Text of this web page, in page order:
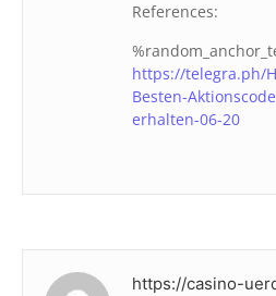
References:
https://telegra.ph/
Besten-
erhalten-06-20
https://casino-